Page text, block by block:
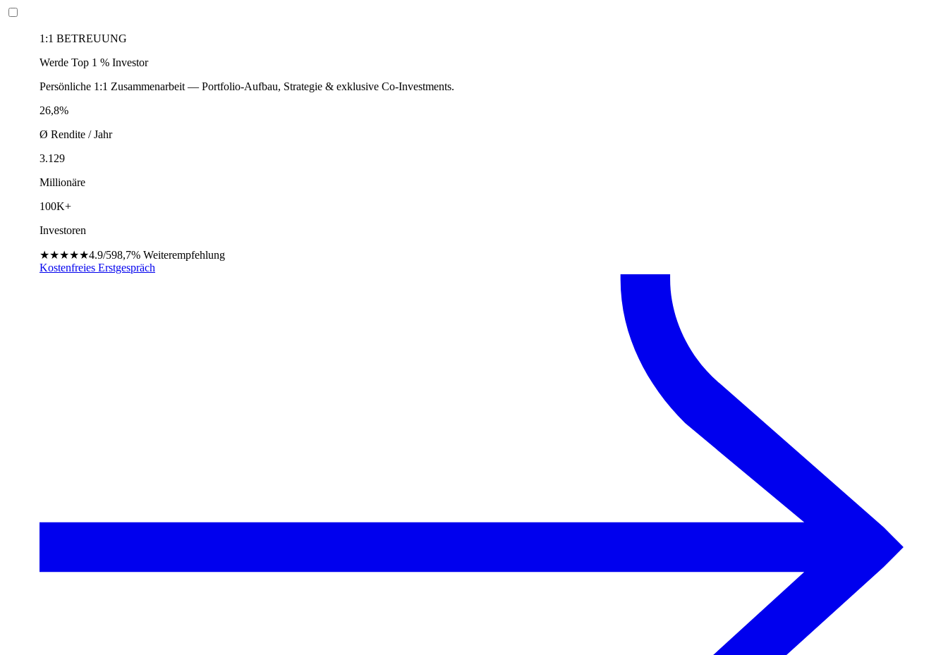
1:1 BETREUUNG
Werde Top 1 % Investor
Persönliche 1:1 Zusammenarbeit — Portfolio-Aufbau, Strategie & exklusive Co-Investments.
26,8%
Ø Rendite / Jahr
3.129
Millionäre
100K+
Investoren
★★★★★4.9/598,7% Weiterempfehlung
Kostenfreies Erstgespräch